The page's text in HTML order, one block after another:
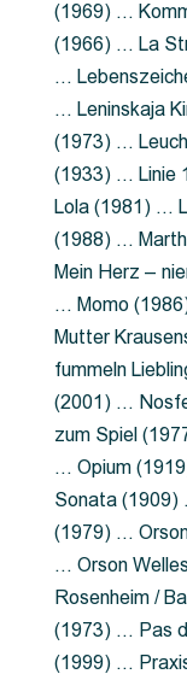
(1969) …
(1966) … La
…
… Leninskaja
(1973) …
(1933) … Linie
Lola (1981) …
(1988) …
Mein Herz –
… Momo
Mutter
fummeln
(2001) …
zum Spiel
… Opium
Sonata (1909)
(1979) … Orson
… Orson
Rosenheim /
(1973) … Pas
(1999) …